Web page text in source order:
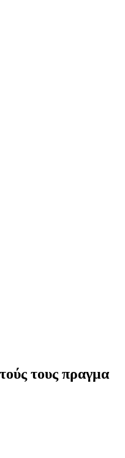
τους πραγμα